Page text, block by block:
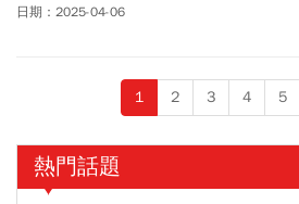
資人操作宜側重防禦性，包括聯電、億光
日期：2025-04-06
1 2 3 4 5
熱門話題